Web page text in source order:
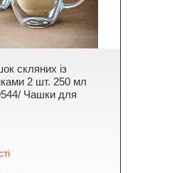
скляних із
2 шт. 250 мл
Чашки для